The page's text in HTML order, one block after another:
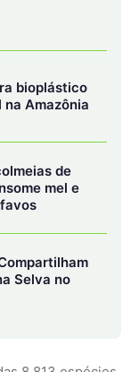
8.813 espécies
estão em
Gonçalves,
durante seu
da
de Pesquisa em
um